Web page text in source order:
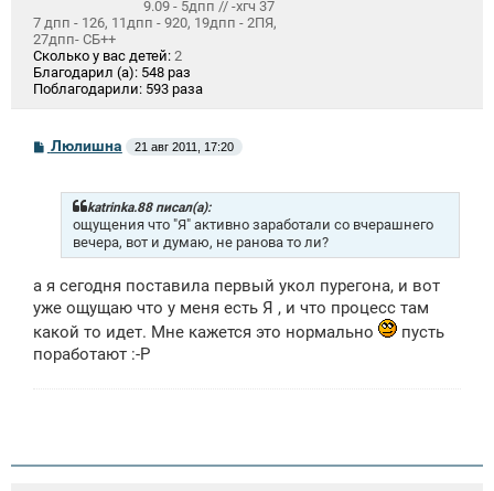
9.09 - 5дпп // -хгч 37
7 дпп - 126, 11дпп - 920, 19дпп - 2ПЯ,
27дпп- СБ++
Сколько у вас детей: 2
Благодарил (а): 548 раз
Поблагодарили: 593 раза
С
Люлишна 21 авг 2011, 17:20
katrinka.88 писал(а):
ощущения что "Я" активно заработали со вчерашнего
вечера, вот и думаю, не ранова то ли?
а я сегодня поставила первый укол пурегона, и вот
уже ощущаю что у меня есть Я , и что процесс там
какой то идет. Мне кажется это нормально
пусть
поработают :-P